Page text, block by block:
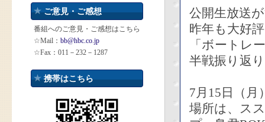
ご意見・ご感想
番組へのご意見・ご感想はこちら
☆Mail： bb@hbc.co.jp
☆Fax：011－232－1287
携帯はこちら
公開生放送
昨年も大好
「ボートレ
半戦振り返
7月15日（
場所は、ス